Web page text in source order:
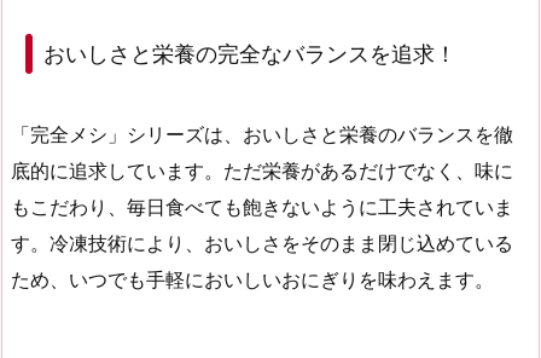
おいしさと栄養の完全なバランスを追求！
「完全メシ」シリーズは、 おいしさと栄養のバランス を徹
底的に追求しています。ただ栄養があるだけでなく、味に
もこだわり、毎日食べても飽きないように工夫されていま
す。冷凍技術により、おいしさをそのまま閉じ込めている
ため、いつでも手軽においしいおにぎりを味わえます。